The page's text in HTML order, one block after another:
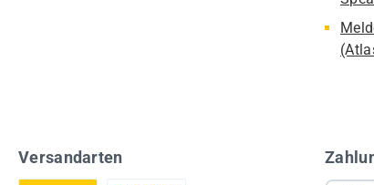
Versandarten